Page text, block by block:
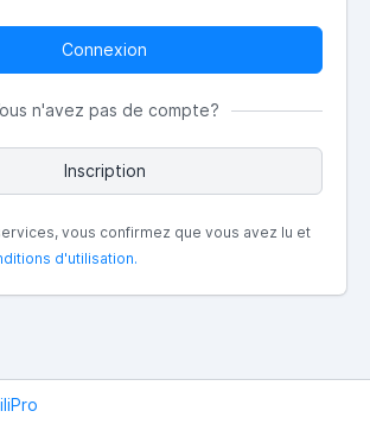
Connexion
n'avez pas de compte?
Inscription
vous confirmez que vous avez lu et
d'utilisation.